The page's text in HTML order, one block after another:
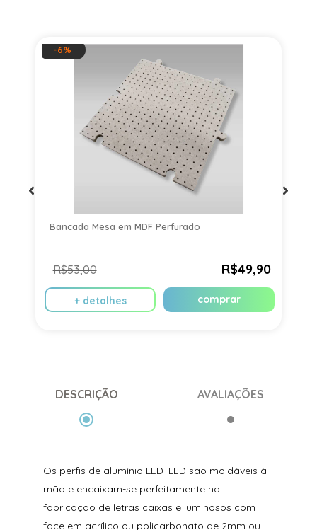
-6%
Bancada Mesa em MDF Perfurado
R$53,00 R$49,90
+ detalhes comprar
DESCRIÇÃO AVALIAÇÕES
Os perfis de alumínio LED+LED são moldáveis à
mão e encaixam-se perfeitamente na
fabricação de letras caixas e luminosos com
face em acrílico ou policarbonato de 2mm ou